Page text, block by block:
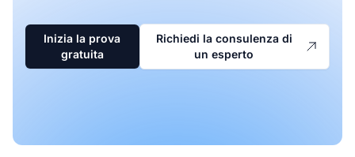
Inizia la prova
gratuita
Richiedi la consulenza di
un esperto